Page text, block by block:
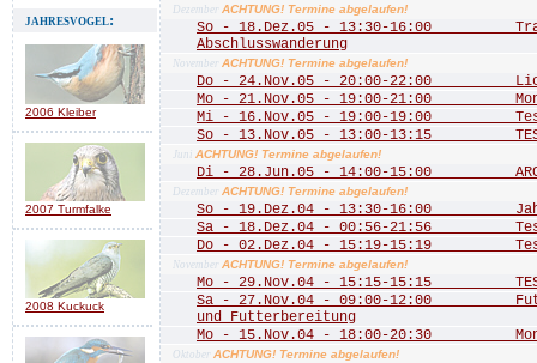
jahresvogel:
2006 Kleiber
2007 Turmfalke
2008 Kuckuck
Dezember ACHTUNG! Termine abgelaufen!
So - 18.Dez.05 - 13:30-16:00
Abschlusswanderung
November ACHTUNG! Termine abgelaufen!
Do - 24.Nov.05 - 20:00-22:00
Mo - 21.Nov.05 - 19:00-21:00
Mi - 16.Nov.05 - 19:00-19:00
So - 13.Nov.05 - 13:00-13:15
Juni ACHTUNG! Termine abgelaufen!
Di - 28.Jun.05 - 14:00-15:00
Dezember ACHTUNG! Termine abgelaufen!
So - 19.Dez.04 - 13:30-16:00
Sa - 18.Dez.04 - 00:56-21:56
Do - 02.Dez.04 - 15:19-15:19 Test
November ACHTUNG! Termine abgelaufen!
Mo - 29.Nov.04 - 15:15-15:15 TEST
Sa - 27.Nov.04 - 09:00-12:00
und Futterbereitung
Mo - 15.Nov.04 - 18:00-20:30
Oktober ACHTUNG! Termine abgelaufen!